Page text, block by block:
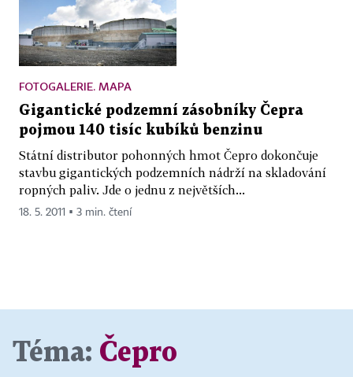
FOTOGALERIE. MAPA
Gigantické podzemní zásobníky Čepra
pojmou 140 tisíc kubíků benzinu
Státní distributor pohonných hmot Čepro dokončuje
stavbu gigantických podzemních nádrží na skladování
ropných paliv. Jde o jednu z největších...
18. 5. 2011 ▪ 3 min. čtení
Téma: Čepro